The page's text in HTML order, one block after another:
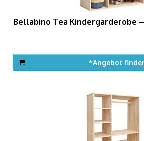
Bellabino Tea Kindergarderobe
*Angebot